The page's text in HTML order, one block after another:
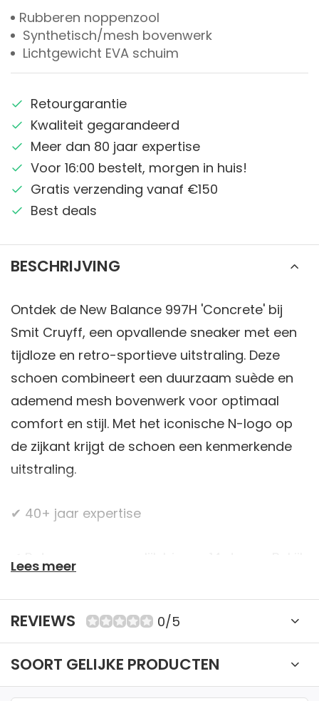
Rubberen noppenzool
Synthetisch/mesh bovenwerk
Lichtgewicht EVA schuim
Retourgarantie
Kwaliteit gegarandeerd
Meer dan 80 jaar expertise
Voor 16:00 bestelt, morgen in huis!
Gratis verzending vanaf €150
Best deals
BESCHRIJVING
Ontdek de New Balance 997H 'Concrete' bij
Smit Cruyff, een opvallende sneaker met een
tijdloze en retro-sportieve uitstraling. Deze
schoen combineert een duurzaam suède en
ademend mesh bovenwerk voor optimaal
comfort en stijl. Met het iconische N-logo op
de zijkant krijgt de schoen een kenmerkende
uitstraling.
✔ 40+ jaar expertise
✔ Retourneren mogelijk binnen 14 dagen. Bekijk
✔ Betaal veilig met iDeal, Creditcard of
Bankcontact
✔ Gratis verzending vanaf €150
Lees meer
REVIEWS 0/5
SOORT GELIJKE PRODUCTEN